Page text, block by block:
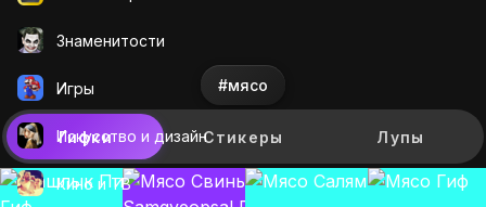
Знаменитости
Игры
Искусcтво и дизайн
Кино и ТВ
#мясо
Гифки Стикеры Лупы